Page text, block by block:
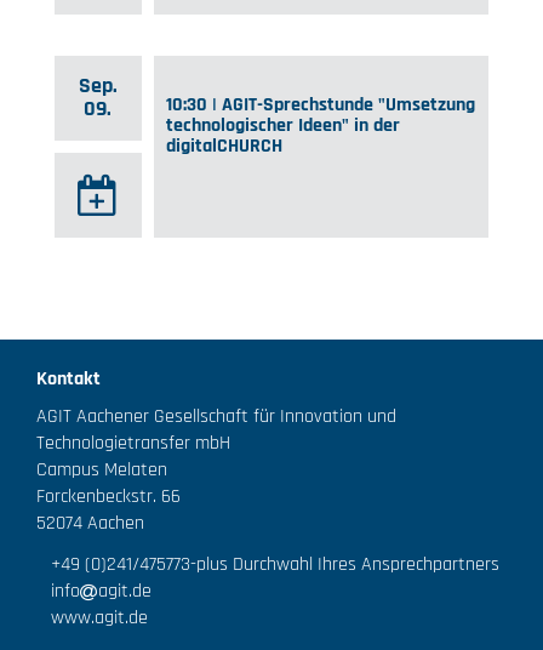
Sep.
09.
10:30 | AGIT-Sprechstunde "Umsetzung
technologischer Ideen" in der
digitalCHURCH
Kontakt
AGIT Aachener Gesellschaft für Innovation und
Technologietransfer mbH
Campus Melaten
Forckenbeckstr. 66
52074 Aachen
+49 (0)241/475773-plus Durchwahl Ihres Ansprechpartners
info
agit.de
www.agit.de